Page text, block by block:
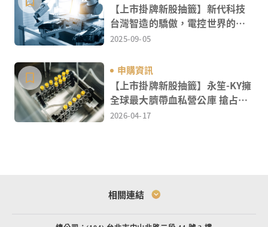
今日加權指數
【上市掛牌新股抽籤】新代科技
台灣智造的驕傲，電控世界的關
鍵
2025-09-05
申購資訊
【上市掛牌新股抽籤】永笙-KY擁
全球最大臍帶血私營公庫 搶占細
胞治療大商機
2026-04-17
相關連結